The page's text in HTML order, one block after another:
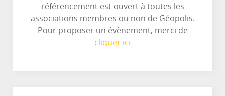
référencement est ouvert à toutes les
associations membres ou non de Géopolis.
Pour proposer un évènement, merci de
cliquer ici